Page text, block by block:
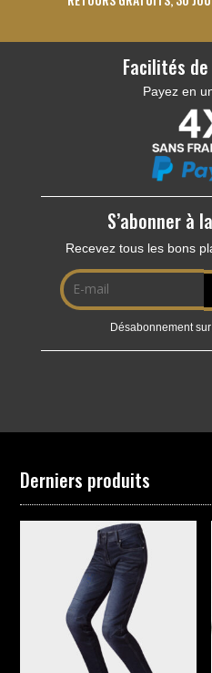
Facilités
Payez en
S’abonner à
Recevez tous les bons
Désabonnement
Derniers produits